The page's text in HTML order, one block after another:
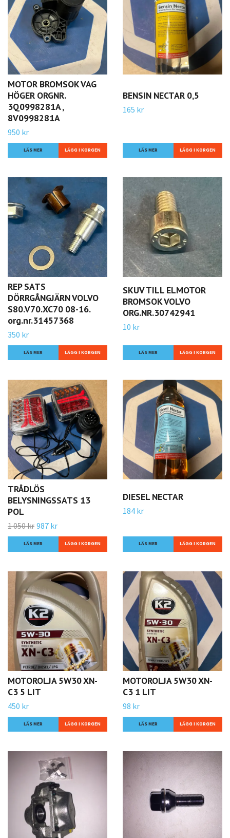
MOTOR BROMSOK VAG
HÖGER ORGNR.
3Q0998281A ,
8V0998281A
950 kr
LÄS MER
BENSIN NECTAR 0,5
165 kr
LÄS MER
REP SATS
DÖRRGÅNGJÄRN VOLVO
S80.V70.XC70 08-16.
org.nr.31457368
350 kr
LÄS MER
SKUV TILL ELMOTOR
BROMSOK VOLVO
ORG.NR.30742941
10 kr
LÄS MER
TRÅDLÖS
BELYSNINGSSATS 13
POL
1 050 kr 987 kr
LÄS MER
DIESEL NECTAR
184 kr
LÄS MER
MOTOROLJA 5W30 XN-
C3 5 LIT
450 kr
LÄS MER
MOTOROLJA 5W30 XN-
C3 1 LIT
98 kr
LÄS MER